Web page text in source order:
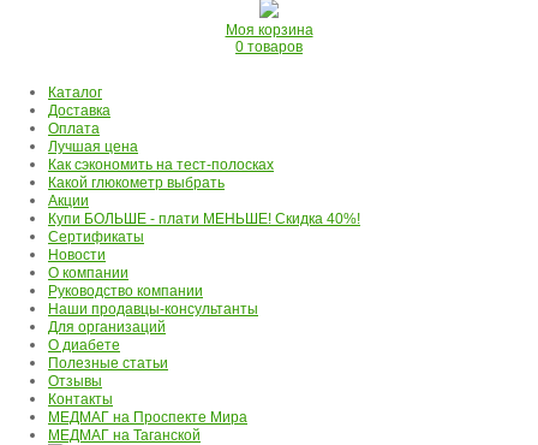
Моя корзина
0 товаров
Каталог
Доставка
Оплата
Лучшая цена
Как сэкономить на тест-полосках
Какой глюкометр выбрать
Акции
Купи БОЛЬШЕ - плати МЕНЬШЕ! Скидка 40%!
Сертификаты
Новости
О компании
Руководство компании
Наши продавцы-консультанты
Для организаций
О диабете
Полезные статьи
Отзывы
Контакты
МЕДМАГ на Проспекте Мира
МЕДМАГ на Таганской